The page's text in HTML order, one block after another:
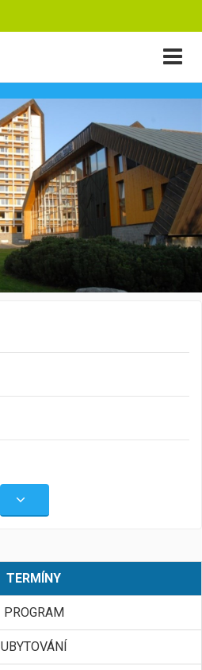
TERMÍNY
PROGRAM
UBYTOVÁNÍ